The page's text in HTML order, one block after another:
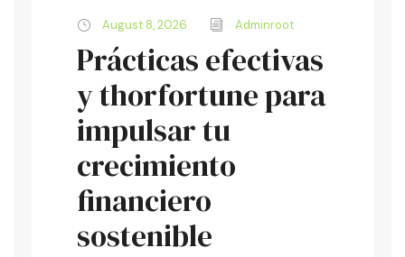
August 8, 2026 Adminroot
Prácticas efectivas
y thorfortune para
impulsar tu
crecimiento
financiero
sostenible